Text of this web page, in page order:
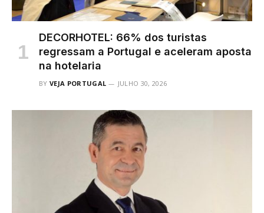
DECORHOTEL: 66% dos turistas
regressam a Portugal e aceleram aposta
na hotelaria
BY VEJA PORTUGAL JULHO 30, 2026